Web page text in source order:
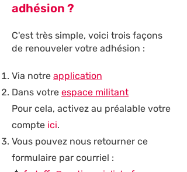
adhésion ?
C'est très simple, voici trois façons
de renouveler votre adhésion :
Via notre application
Dans votre espace militant
Pour cela, activez au préalable votre
compte ici.
Vous pouvez nous retourner ce
formulaire par courriel :